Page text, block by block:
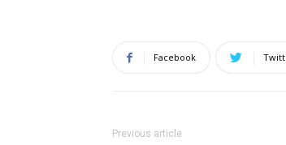
Facebook
Previous article